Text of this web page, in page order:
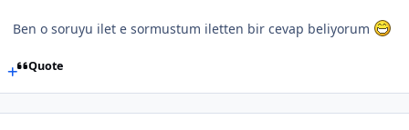
Ben o soruyu ilet e sormustum iletten bir cevap beliyorum
Quote